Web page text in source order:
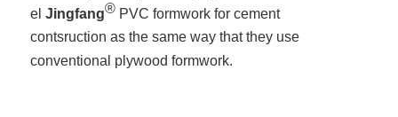
elJingfang® PVC formwork for cement
contsruction as the same way that they use
conventional plywood formwork.